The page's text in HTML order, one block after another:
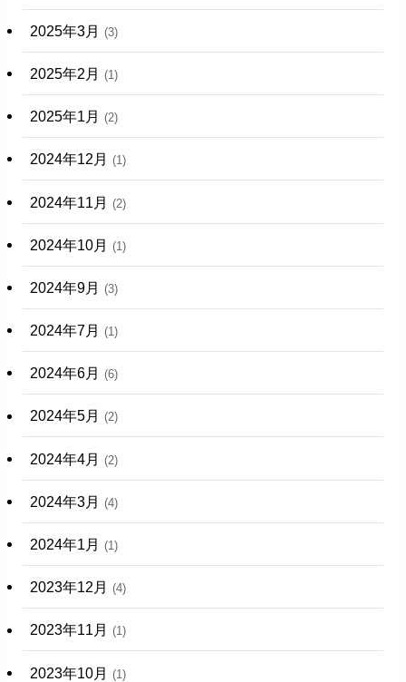
2025年3月 (3)
2025年2月 (1)
2025年1月 (2)
2024年12月 (1)
2024年11月 (2)
2024年10月 (1)
2024年9月 (3)
2024年7月 (1)
2024年6月 (6)
2024年5月 (2)
2024年4月 (2)
2024年3月 (4)
2024年1月 (1)
2023年12月 (4)
2023年11月 (1)
2023年10月 (1)